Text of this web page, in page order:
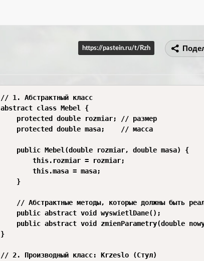
https://pastein.ru/t/Rzh
// 1. Абстрактный класс
abstract class Mebel {
    protected double rozmiar; // размер
    protected double masa;    // масса
    public Mebel(double rozmiar, double masa) {
        this.rozmiar = rozmiar;
        this.masa = masa;
    }
// Абстрактные методы, которые должны быть
    public abstract void wyswietlDane();
public abstract void zmienParametry(double
}
// 2. Производный класс: Krzeslo (Стул)